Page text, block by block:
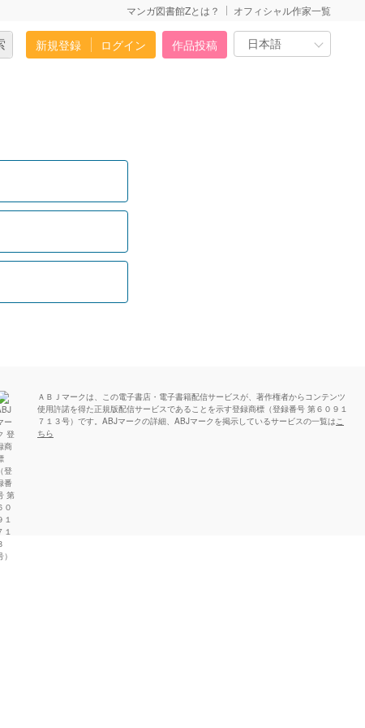
マンガ図書館Zとは？ オフィシャル作家一覧
新規登録 ログイン 作品投稿
ＡＢＪマークは、この電子書店・電子書籍配信サービスが、著作権者からコンテンツ
使用許諾を得た正規版配信サービスであることを示す登録商標（登録番号 第６０９１
７１３号）です。ABJマークの詳細、ABJマークを掲示しているサービスの一覧はこ
ちら